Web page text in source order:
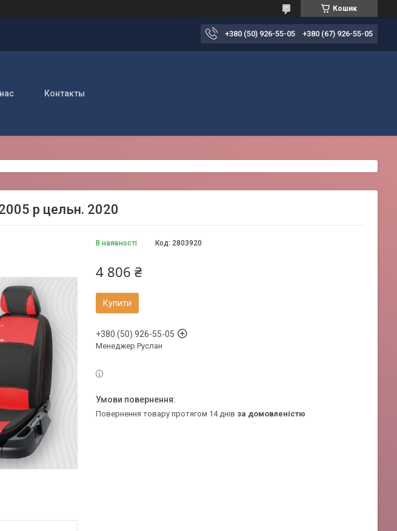
Кошик
+380 (50) 926-55-05 +380 (67) 926-55-05
Контакты
р цельн. 2020
В наявності Код: 2803920
4 806 ₴
Купити
+380 (50) 926-55-05
Менеджер Руслан
повернення товару протягом 14 днів за домовленістю